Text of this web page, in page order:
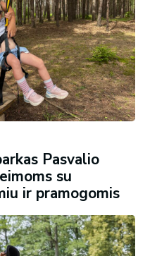
Pasvalio
su
ir pramogomis